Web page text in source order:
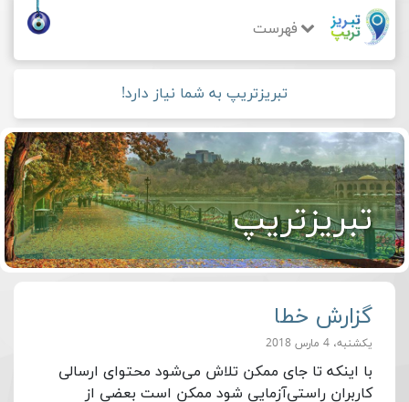
فهرست
تبریزتریپ به شما نیاز دارد!
تبریزتریپ
گزارش خطا
یکشنبه، 4 مارس 2018
با اینکه تا جای ممکن تلاش می‌شود محتوای ارسالی
کاربران راستی‌آزمایی شود ممکن است بعضی از